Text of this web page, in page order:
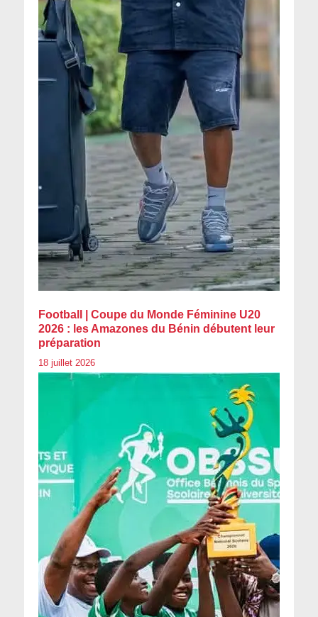
Football | Coupe du Monde Féminine U20
2026 : les Amazones du Bénin débutent leur
préparation
18 juillet 2026